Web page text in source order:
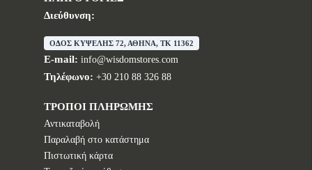
Διεύθυνση:
ΟΔΟΣ ΚΥΨΕΛΗΣ 72, ΑΘΗΝΑ, TK 11362
E-mail: info@wisdomstores.com
Τηλέφωνο: +30 210 88 326 88
ΤΡΟΠΟΙ ΠΛΗΡΩΜΗΣ
Αντικαταβολή
Παραλαβή στο κατάστημα
Πιστωτική κάρτα